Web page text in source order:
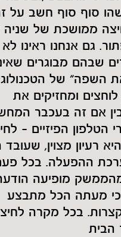
סוף סוף חשב על
ממושכת של
גם אנחנו ראינו לא
שבהם מבוגרים
השפה" של
ומחזיקים את
אם זה בעכבר
הטלפון הפיזיים -
רעיון מצוין, שעובד
ההפעלה. בכל
מופיעה
כי מעתה הכל מתבצע
בכל מקרה
הבית